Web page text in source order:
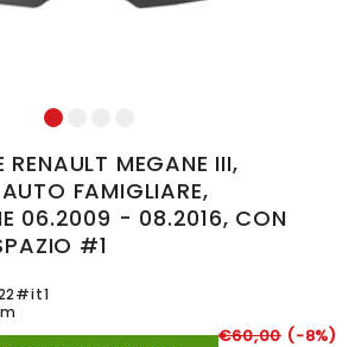
1
RENAULT MEGANE III,
FAMIGLIARE,
06.2009 - 08.2016, CON
#1
€60,00(-8%)